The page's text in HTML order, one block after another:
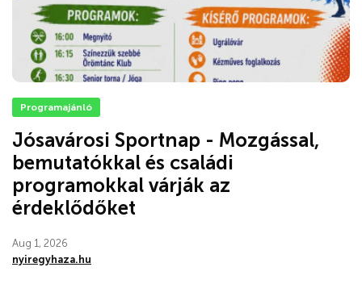
Programajánló
Jósavárosi Sportnap - Mozgással,
bemutatókkal és családi
programokkal várják az
érdeklődőket
Aug 1, 2026
nyiregyhaza.hu